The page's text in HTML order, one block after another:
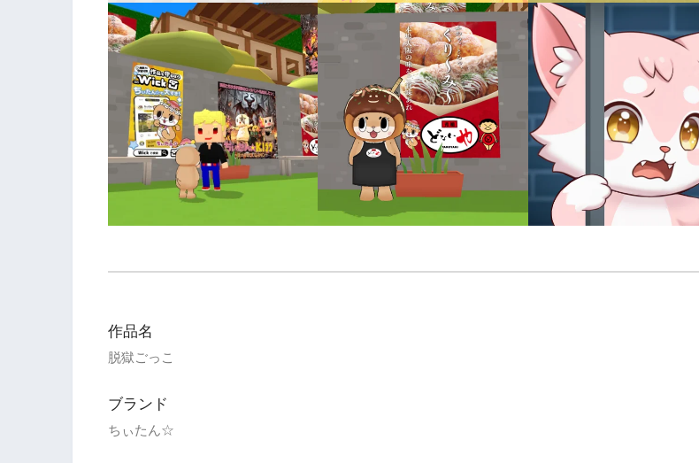
作品名
脱獄ごっこ
ブランド
ちぃたん☆